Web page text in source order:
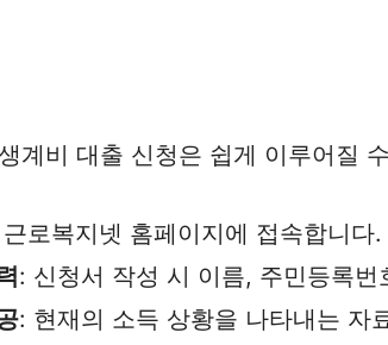
계비 대출 신청은 쉽게 이루어질
로복지넷 홈페이지에 접속합니다.
: 신청서 작성 시 이름, 주민등록
: 현재의 소득 상황을 나타내는 자